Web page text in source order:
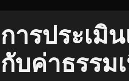
การประเมิ
กับค่าธรรม